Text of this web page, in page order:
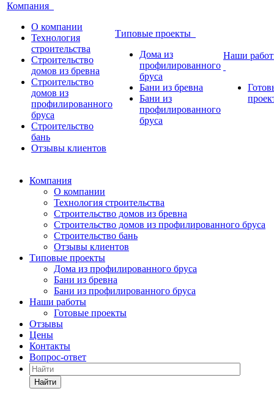
Компания
О компании
Технология
строительства
Строительство
домов из бревна
Строительство
домов из
профилированного
бруса
Строительство
бань
Отзывы клиентов
Типовые проекты
Дома из
профилированного
бруса
Бани из бревна
Бани из
профилированного
бруса
Наши
Компания
О компании
Технология строительства
Строительство домов из бревна
Строительство домов из профилированного бруса
Строительство бань
Отзывы клиентов
Типовые проекты
Дома из профилированного бруса
Бани из бревна
Бани из профилированного бруса
Наши работы
Готовые проекты
Отзывы
Цены
Контакты
Вопрос-ответ
Найти